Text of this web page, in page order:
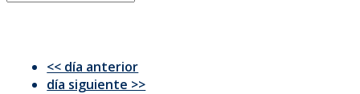
<< día anterior
día siguiente >>